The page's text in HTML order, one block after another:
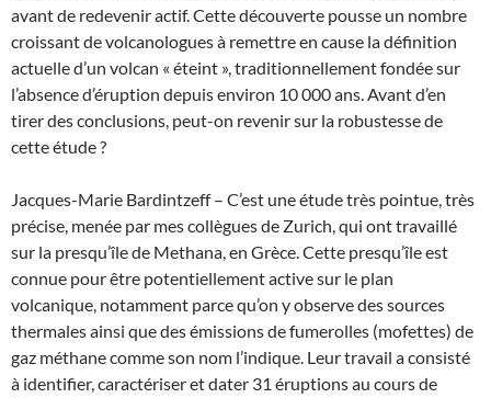
avant de redevenir actif. Cette découverte pousse un nombre
croissant de volcanologues à remettre en cause la définition
actuelle d’un volcan « éteint », traditionnellement fondée sur
l’absence d’éruption depuis environ 10 000 ans. Avant d’en
tirer des conclusions, peut-on revenir sur la robustesse de
cette étude ?
Jacques-Marie Bardintzeff – C’est une étude très pointue, très
précise, menée par mes collègues de Zurich, qui ont travaillé
sur la presqu’île de Methana, en Grèce. Cette presqu’île est
connue pour être potentiellement active sur le plan
volcanique, notamment parce qu’on y observe des sources
thermales ainsi que des émissions de fumerolles (mofettes) de
gaz méthane comme son nom l’indique. Leur travail a consisté
à identifier, caractériser et dater 31 éruptions au cours de